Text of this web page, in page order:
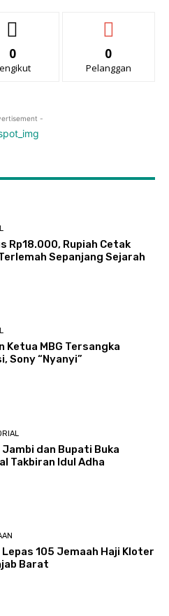
0 0
Pelanggan
-
Rp18.000, Rupiah Cetak
Sepanjang Sejarah
Ketua MBG Tersangka
Sony “Nyanyi”
Jambi dan Bupati Buka
Takbiran Idul Adha
105 Jemaah Haji Kloter
Barat